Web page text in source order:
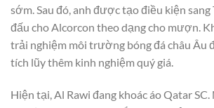
sớm. Sau đó, anh được tạo điều kiện sang
đấu cho Alcorcon theo dạng cho mượn.
trải nghiệm môi trường bóng đá châu Âu
tích lũy thêm kinh nghiệm quý giá.
Hiện tại, Al Rawi đang khoác áo Qatar